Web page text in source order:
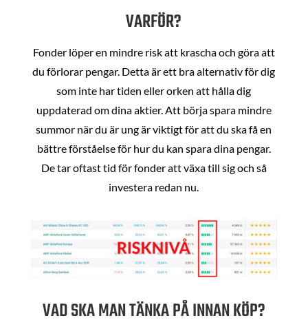
VARFÖR?
Fonder löper en mindre risk att krascha och göra att
du förlorar pengar. Detta är ett bra alternativ för dig
som inte har tiden eller orken att hålla dig
uppdaterad om dina aktier. Att börja spara mindre
summor när du är ung är viktigt för att du ska få en
bättre förståelse för hur du kan spara dina pengar.
De tar oftast tid för fonder att växa till sig och så
investera redan nu.
VAD SKA MAN TÄNKA PÅ INNAN KÖP?